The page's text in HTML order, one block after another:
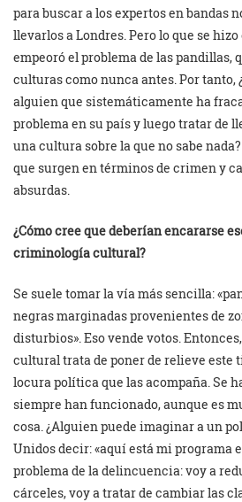
para buscar a los expertos en bandas
llevarlos a Londres. Pero lo que se
empeoró el problema de las pandillas,
culturas como nunca antes. Por tanto,
alguien que sistemáticamente ha
problema en su país y luego tratar de
una cultura sobre la que no sabe
que surgen en términos de crimen y
absurdas.
¿Cómo cree que deberían encararse
criminología cultural?
Se suele tomar la vía más sencilla:
negras marginadas provenientes de
disturbios». Eso vende votos.
cultural trata de poner de relieve este
locura política que las acompaña. Se
siempre han funcionado, aunque es
cosa. ¿Alguien puede imaginar a un
Unidos decir: «aquí está mi programa
problema de la delincuencia: voy a
cárceles, voy a tratar de cambiar las